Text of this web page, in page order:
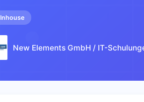
Inhouse
New Elements GmbH / IT-